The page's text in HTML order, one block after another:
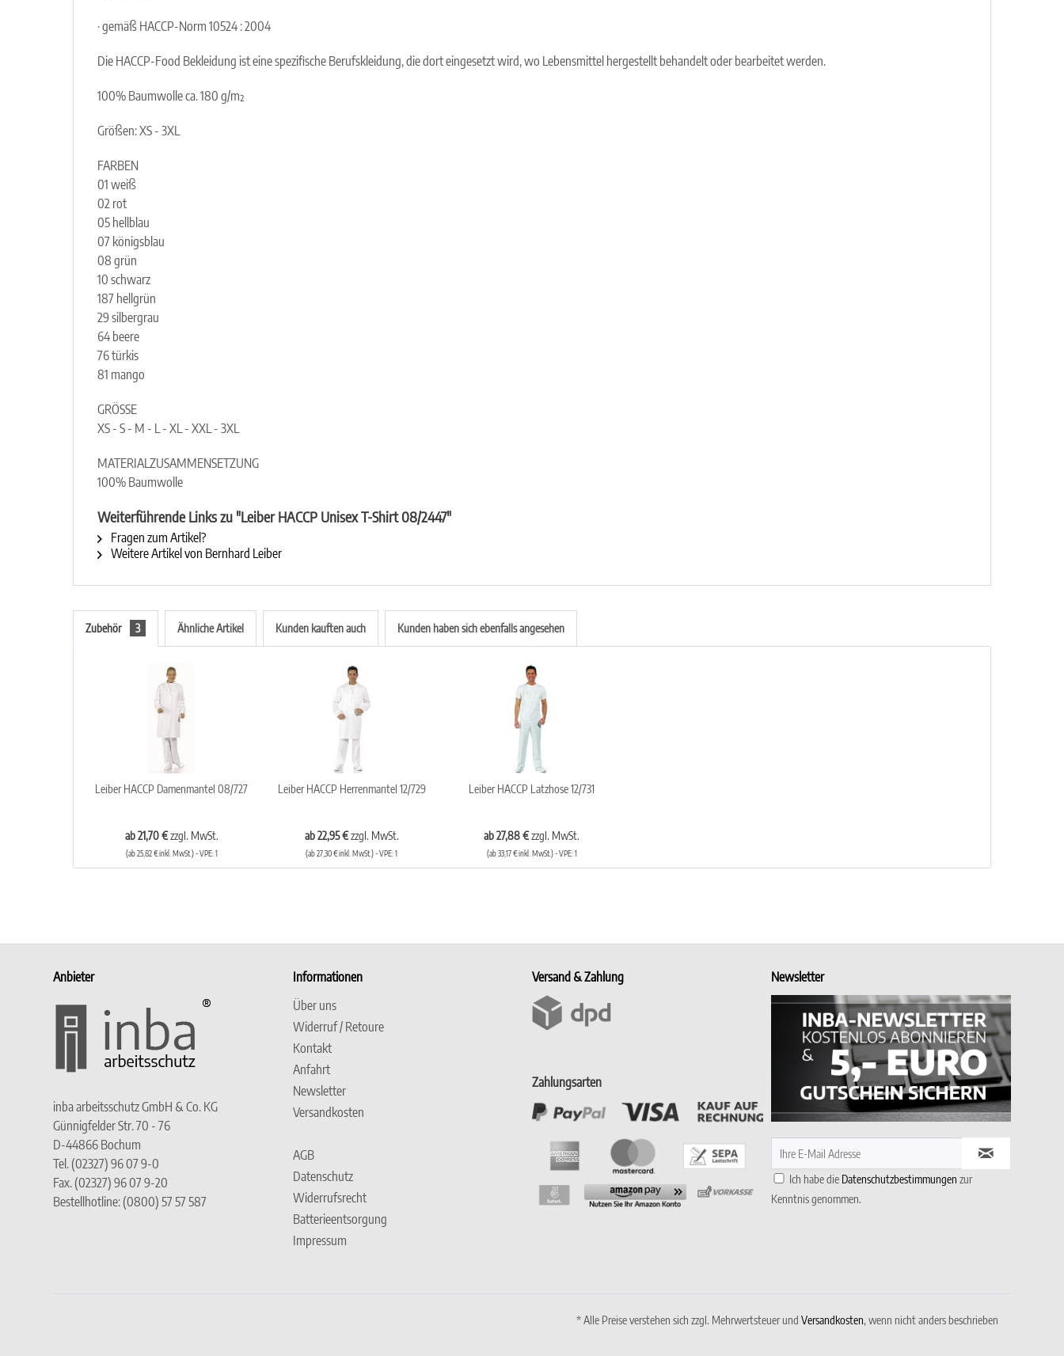
· gemäß HACCP-Norm 10524 : 2004
Die HACCP-Food Bekleidung ist eine spezifische Berufskleidung, die dort eingesetzt wird, wo Lebensmittel hergestellt behandelt oder bearbeitet werden.
100% Baumwolle ca. 180 g/m²
Größen: XS - 3XL
FARBEN
01 weiß
02 rot
05 hellblau
07 königsblau
08 grün
10 schwarz
187 hellgrün
29 silbergrau
64 beere
76 türkis
81 mango
GRÖSSE
XS - S - M - L - XL - XXL - 3XL
MATERIALZUSAMMENSETZUNG
100% Baumwolle
Weiterführende Links zu "Leiber HACCP Unisex T-Shirt 08/2447"
Fragen zum Artikel?
Weitere Artikel von Bernhard Leiber
Zubehör 3 Ähnliche Artikel Kunden kauften auch Kunden haben sich ebenfalls angesehen
Leiber HACCP Damenmantel 08/727
ab 21,70 €zzgl. MwSt.
(ab 25,82 € inkl. MwSt.) - VPE: 1
Leiber HACCP Herrenmantel 12/729
ab 22,95 €zzgl. MwSt.
(ab 27,30 € inkl. MwSt.) - VPE: 1
Leiber HACCP Latzhose 12/731
ab 27,88 €zzgl. MwSt.
(ab 33,17 € inkl. MwSt.) - VPE: 1
Anbieter
inba arbeitsschutz GmbH & Co. KG
Günnigfelder Str. 70 - 76
D-44866 Bochum
Tel. (02327) 96 07 9-0
Fax. (02327) 96 07 9-20
Bestellhotline: (0800) 57 57 587
Informationen
Über uns
Widerruf / Retoure
Kontakt
Anfahrt
Newsletter
Versandkosten
AGB
Datenschutz
Widerrufsrecht
Batterieentsorgung
Impressum
Versand & Zahlung
Zahlungsarten
Newsletter
Ich habe die Datenschutzbestimmungen zur
Kenntnis genommen.
* Alle Preise verstehen sich zzgl. Mehrwertsteuer und Versandkosten, wenn nicht anders beschrieben